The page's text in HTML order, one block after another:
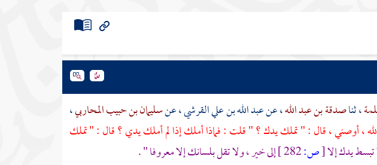
، ثناصدقة بن عبد الله، عنعبد الله بن علي القرشي، عنسليمان بن حبيب المحاربي،
، أوصني ، قال : " تملك يدك ؟ " قلت : فماذا أملك إذا لم أملك يدي ؟ قال : " تملك
تبسط يدك إلا[ص: إلى خير ، ولا تقل بلسانك إلا معروفا " .